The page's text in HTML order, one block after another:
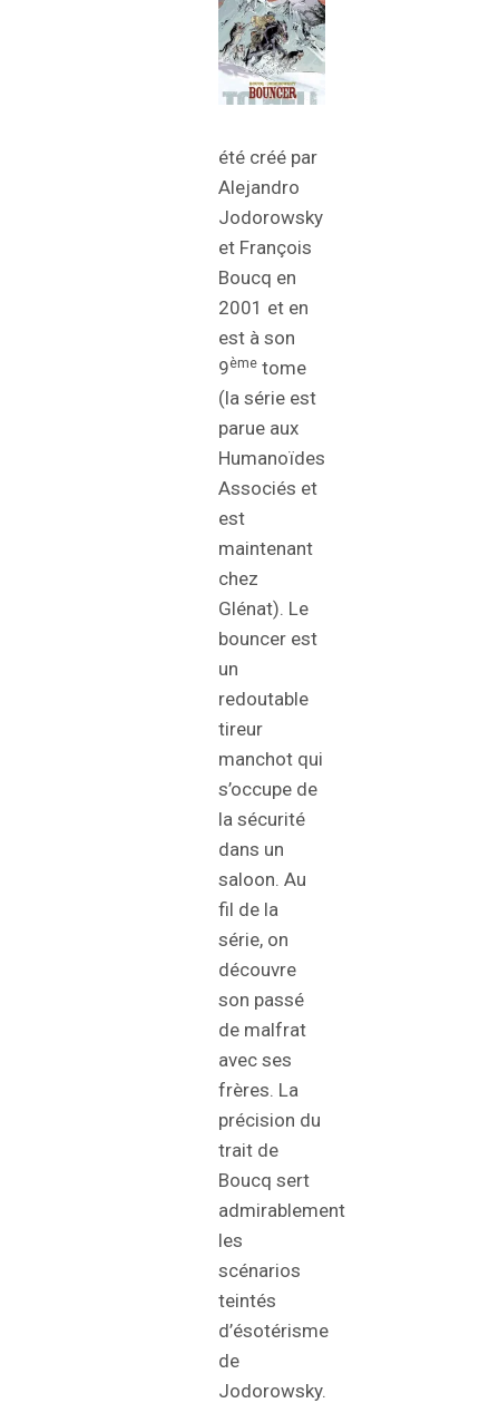
été créé par
Alejandro
Jodorowsky
et François
Boucq en
2001 et en
est à son
9ème tome
(la série est
parue aux
Humanoïdes
Associés et
est
maintenant
chez
Glénat). Le
bouncer est
un
redoutable
tireur
manchot qui
s’occupe de
la sécurité
dans un
saloon. Au
fil de la
série, on
découvre
son passé
de malfrat
avec ses
frères. La
précision du
trait de
Boucq sert
admirablement
les
scénarios
teintés
d’ésotérisme
de
Jodorowsky.